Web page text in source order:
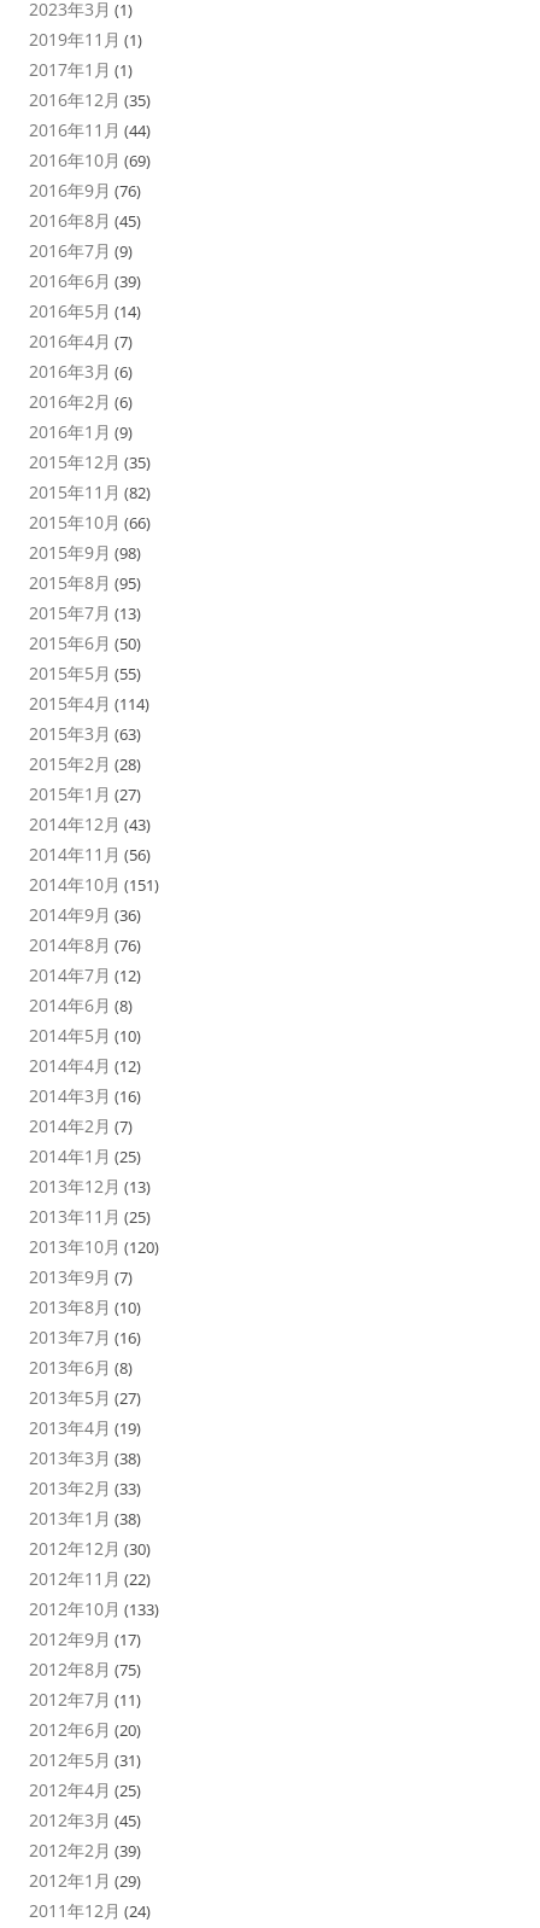
2023年3月 (1)
2019年11月 (1)
2017年1月 (1)
2016年12月 (35)
2016年11月 (44)
2016年10月 (69)
2016年9月 (76)
2016年8月 (45)
2016年7月 (9)
2016年6月 (39)
2016年5月 (14)
2016年4月 (7)
2016年3月 (6)
2016年2月 (6)
2016年1月 (9)
2015年12月 (35)
2015年11月 (82)
2015年10月 (66)
2015年9月 (98)
2015年8月 (95)
2015年7月 (13)
2015年6月 (50)
2015年5月 (55)
2015年4月 (114)
2015年3月 (63)
2015年2月 (28)
2015年1月 (27)
2014年12月 (43)
2014年11月 (56)
2014年10月 (151)
2014年9月 (36)
2014年8月 (76)
2014年7月 (12)
2014年6月 (8)
2014年5月 (10)
2014年4月 (12)
2014年3月 (16)
2014年2月 (7)
2014年1月 (25)
2013年12月 (13)
2013年11月 (25)
2013年10月 (120)
2013年9月 (7)
2013年8月 (10)
2013年7月 (16)
2013年6月 (8)
2013年5月 (27)
2013年4月 (19)
2013年3月 (38)
2013年2月 (33)
2013年1月 (38)
2012年12月 (30)
2012年11月 (22)
2012年10月 (133)
2012年9月 (17)
2012年8月 (75)
2012年7月 (11)
2012年6月 (20)
2012年5月 (31)
2012年4月 (25)
2012年3月 (45)
2012年2月 (39)
2012年1月 (29)
2011年12月 (24)